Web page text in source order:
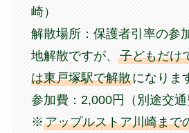
崎）
解散場所：保護者引率の参
地解散ですが、 子どもだけ
は東戸塚駅で解散になりま
参加費：2,000円（別途交通
※アップルストア川崎まで